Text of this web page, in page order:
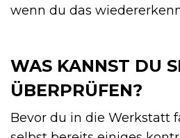
wenn du das
WAS KANNST DU
ÜBERPRÜFEN?
Bevor du in die Werkstatt